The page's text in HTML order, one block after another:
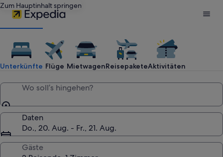
Zum Hauptinhalt springen
Reisen
mit
Expedia:
Hotels,
Unterkünfte Flüge MietwagenReisepaketeAktivitäten
Wo soll’s hingehen?
Daten
Do., 20. Aug. - Fr., 21. Aug.
Gäste